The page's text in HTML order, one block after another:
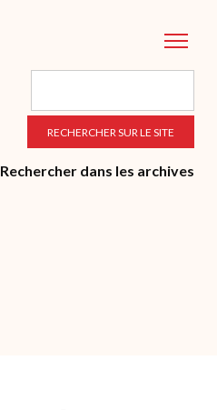
Rechercher dans les archives